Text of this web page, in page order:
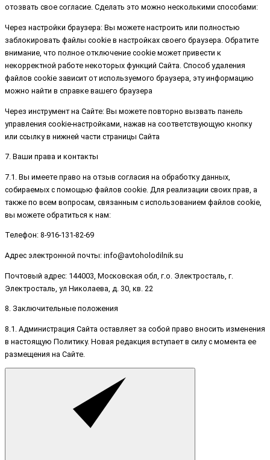
отозвать свое согласие. Сделать это можно несколькими способами:
Через настройки браузера: Вы можете настроить или полностью
заблокировать файлы cookie в настройках своего браузера. Обратите
внимание, что полное отключение cookie может привести к
некорректной работе некоторых функций Сайта. Способ удаления
файлов cookie зависит от используемого браузера, эту информацию
можно найти в справке вашего браузера
Через инструмент на Сайте: Вы можете повторно вызвать панель
управления cookie-настройками, нажав на соответствующую кнопку
или ссылку в нижней части страницы Сайта
7. Ваши права и контакты
7.1. Вы имеете право на отзыв согласия на обработку данных,
собираемых с помощью файлов cookie. Для реализации своих прав, а
также по всем вопросам, связанным с использованием файлов cookie,
вы можете обратиться к нам:
Телефон: 8-916-131-82-69
Адрес электронной почты: info@avtoholodilnik.su
Почтовый адрес: 144003, Московская обл, г.о. Электросталь, г.
Электросталь, ул Николаева, д. 30, кв. 22
8. Заключительные положения
8.1. Администрация Сайта оставляет за собой право вносить изменения
в настоящую Политику. Новая редакция вступает в силу с момента ее
размещения на Сайте.